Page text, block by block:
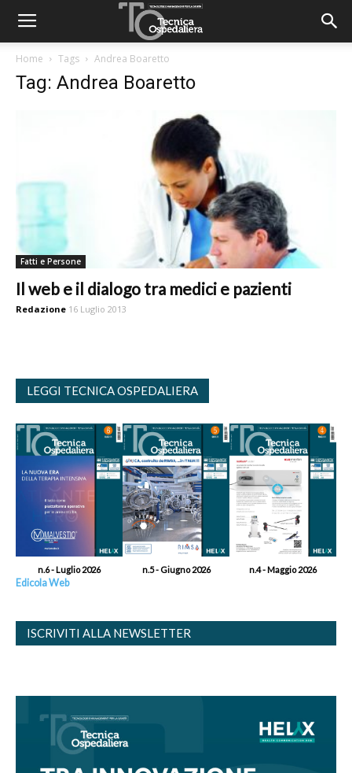
Home Tags Andrea Boaretto
Tag: Andrea Boaretto
Fatti e Persone
Il web e il dialogo tra medici e pazienti
Redazione 16 Luglio 2013
LEGGI TECNICA OSPEDALIERA
n.6 - Luglio 2026 n.5 - Giugno 2026 n.4 - Maggio 2026
Edicola Web
ISCRIVITI ALLA NEWSLETTER